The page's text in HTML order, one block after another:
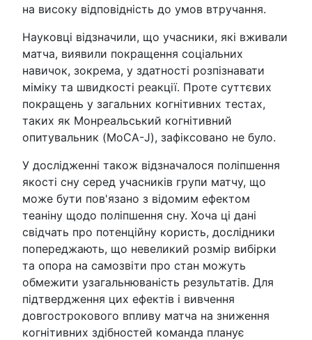
на високу відповідність до умов втручання.
Науковці відзначили, що учасники, які вживали
матча, виявили покращення соціальних
навичок, зокрема, у здатності розпізнавати
міміку та швидкості реакції. Проте суттєвих
покращень у загальних когнітивних тестах,
таких як Монреальський когнітивний
опитувальник (MoCA-J), зафіксовано не було.
У дослідженні також відзначалося поліпшення
якості сну серед учасників групи матчу, що
може бути пов'язано з відомим ефектом
теаніну щодо поліпшення сну. Хоча ці дані
свідчать про потенційну користь, дослідники
попереджають, що невеликий розмір вибірки
та опора на самозвіти про стан можуть
обмежити узагальнюваність результатів. Для
підтвердження цих ефектів і вивчення
довгострокового впливу матча на зниження
когнітивних здібностей команда планує